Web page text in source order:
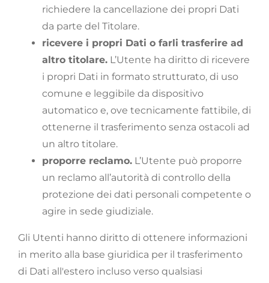
richiedere la cancellazione dei propri Dati
da parte del Titolare.
ricevere i propri Dati o farli trasferire ad
altro titolare. L’Utente ha diritto di ricevere
i propri Dati in formato strutturato, di uso
comune e leggibile da dispositivo
automatico e, ove tecnicamente fattibile, di
ottenerne il trasferimento senza ostacoli ad
un altro titolare.
proporre reclamo. L’Utente può proporre
un reclamo all’autorità di controllo della
protezione dei dati personali competente o
agire in sede giudiziale.
Gli Utenti hanno diritto di ottenere informazioni
in merito alla base giuridica per il trasferimento
di Dati all'estero incluso verso qualsiasi